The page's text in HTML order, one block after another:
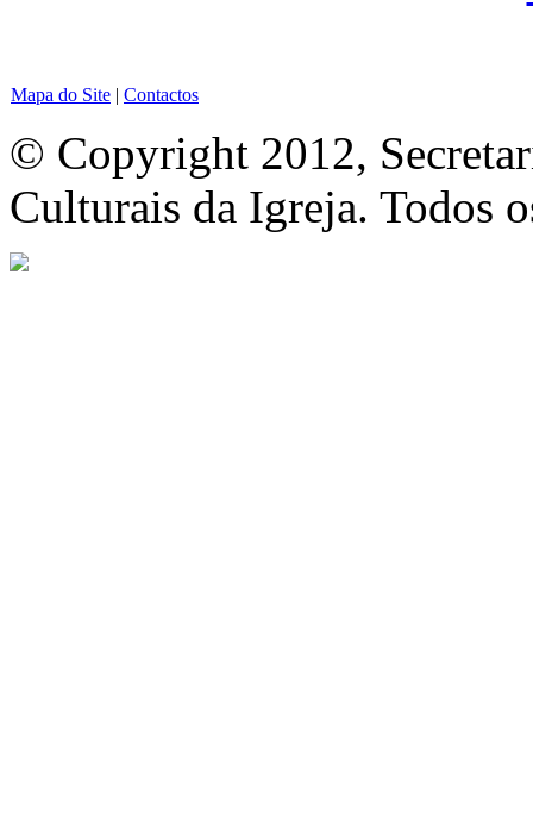
Mapa do Site | Contactos
© Copyright 2012,
Culturais da Igreja. Todos